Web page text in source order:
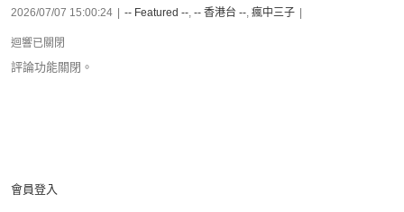
2026/07/07 15:00:24 -- Featured --, -- 香港台 --, 瘋中三子
迴響已關閉
評論功能關閉。
會員登入